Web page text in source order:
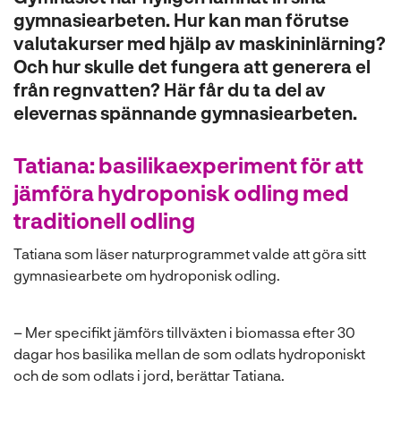
gymnasiearbeten. Hur kan man förutse
valutakurser med hjälp av maskininlärning?
Och hur skulle det fungera att generera el
från regnvatten? Här får du ta del av
elevernas spännande gymnasiearbeten.
Tatiana:basilikaexperiment för att
jämföra hydroponisk odling med
traditionell odling
Tatiana som läser naturprogrammet valde att göra sitt
gymnasiearbete om hydroponisk odling.
– Mer specifikt jämförs tillväxten i biomassa efter 30
dagar hos basilika mellan de som odlats hydroponiskt
och de som odlats i jord, berättar Tatiana.